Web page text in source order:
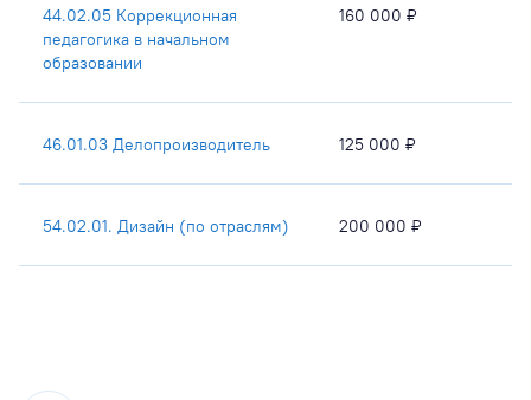
44.02.05 Коррекционная
педагогика в начальном
образовании
160 000 ₽
46.01.03 Делопроизводитель 125 000 ₽
54.02.01. Дизайн (по отраслям) 200 000 ₽